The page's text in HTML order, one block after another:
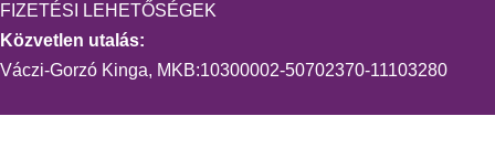
FIZETÉSI LEHETŐSÉGEK
Közvetlen utalás:
Váczi-Gorzó Kinga, MKB:10300002-50702370-11103280